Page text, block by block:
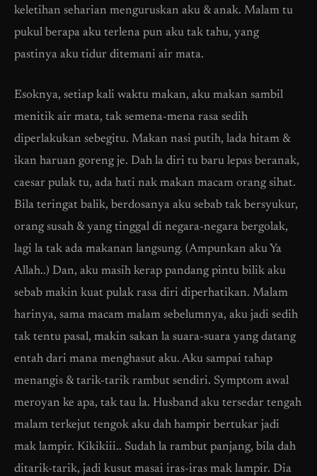
keletihan seharian menguruskan aku & anak. Malam tu
pukul berapa aku terlena pun aku tak tahu, yang
pastinya aku tidur ditemani air mata.
Esoknya, setiap kali waktu makan, aku makan sambil
menitik air mata, tak semena-mena rasa sedih
diperlakukan sebegitu. Makan nasi putih, lada hitam &
ikan haruan goreng je. Dah la diri tu baru lepas beranak,
caesar pulak tu, ada hati nak makan macam orang sihat.
Bila teringat balik, berdosanya aku sebab tak bersyukur,
orang susah & yang tinggal di negara-negara bergolak,
lagi la tak ada makanan langsung. (Ampunkan aku Ya
Allah..) Dan, aku masih kerap pandang pintu bilik aku
sebab makin kuat pulak rasa diri diperhatikan. Malam
harinya, sama macam malam sebelumnya, aku jadi sedih
tak tentu pasal, makin sakan la suara-suara yang datang
entah dari mana menghasut aku. Aku sampai tahap
menangis & tarik-tarik rambut sendiri. Symptom awal
meroyan ke apa, tak tau la. Husband aku tersedar tengah
malam terkejut tengok aku dah hampir bertukar jadi
mak lampir. Kikikiii.. Sudah la rambut panjang, bila dah
ditarik-tarik, jadi kusut masai iras-iras mak lampir. Dia